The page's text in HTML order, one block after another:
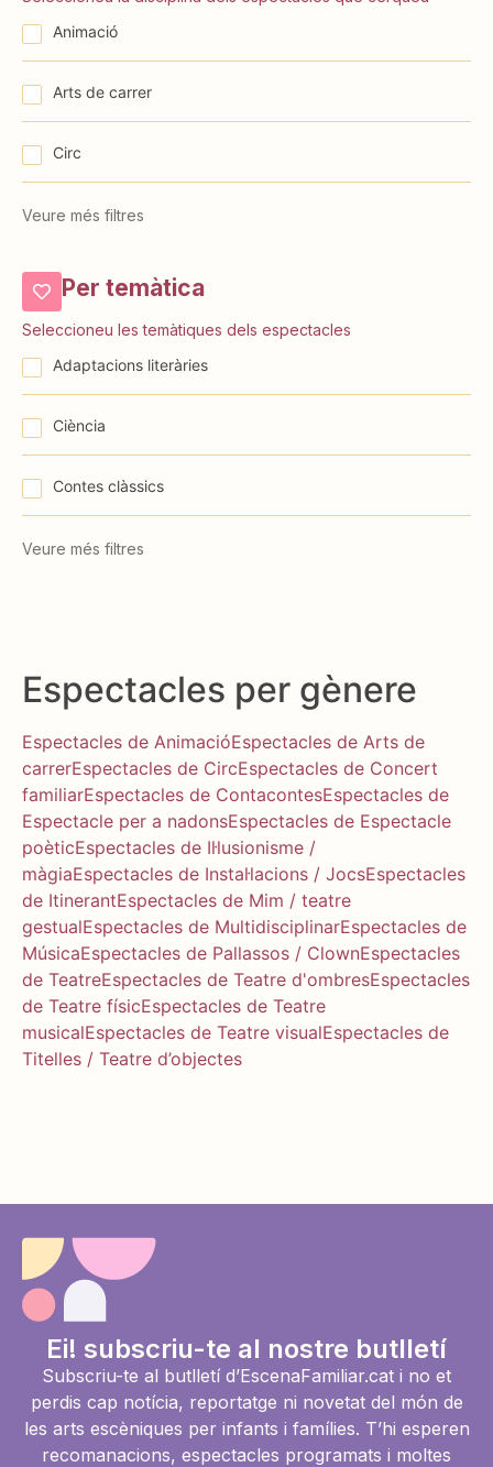
Animació
Arts de carrer
Circ
Veure més filtres
Per temàtica
Seleccioneu les temàtiques dels espectacles
⁠⁠Adaptacions literàries
Ciència
Contes clàssics
Veure més filtres
Espectacles per gènere
Espectacles de AnimacióEspectacles de Arts de
carrerEspectacles de CircEspectacles de Concert
familiarEspectacles de ContacontesEspectacles de
Espectacle per a nadonsEspectacles de Espectacle
poèticEspectacles de Il·lusionisme /
màgiaEspectacles de Instal·lacions / JocsEspectacles
de ItinerantEspectacles de Mim / teatre
gestualEspectacles de MultidisciplinarEspectacles de
MúsicaEspectacles de Pallassos / ClownEspectacles
de TeatreEspectacles de Teatre d'ombresEspectacles
de Teatre físicEspectacles de Teatre
musicalEspectacles de Teatre visualEspectacles de
Titelles / Teatre d’objectes
Ei! subscriu-te al nostre butlletí
Subscriu-te al butlletí d’EscenaFamiliar.cat i no et
perdis cap notícia, reportatge ni novetat del món de
les arts escèniques per infants i famílies. T’hi esperen
recomanacions, espectacles programats i moltes